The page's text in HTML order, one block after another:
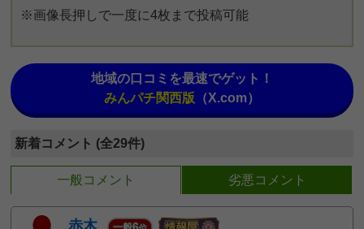
※画像長押しで一度に4枚まで投稿可能
地域の口コミを最速でゲット！
みんパチ関西版 （X.com）
新着コメント (全29件)
一般コメント 劣悪コメント
赤木 6